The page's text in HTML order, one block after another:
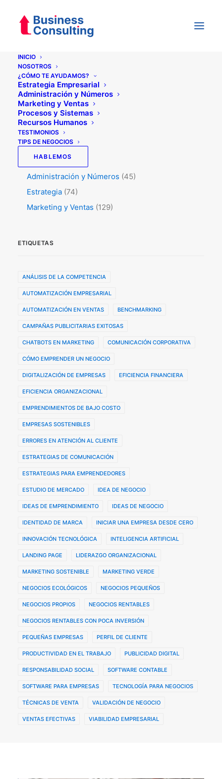
INICIO
NOSOTROS
¿CÓMO TE AYUDAMOS?
Estrategia Empresarial
Administración y Números
Marketing y Ventas
Procesos y Sistemas
Recursos Humanos
TESTIMONIOS
TIPS DE NEGOCIOS
HABLEMOS
Categorías
Testimonios(5)
Tips de Negocios
Procesos y Sistemas
RRHH(50)
Administración y Números (45)
Estrategia (74)
Marketing y Ventas (129)
ETIQUETAS
ANÁLISIS DE LA COMPETENCIA
AUTOMATIZACIÓN EMPRESARIAL
AUTOMATIZACIÓN EN VENTAS BENCHMARKING
CAMPAÑAS PUBLICITARIAS EXITOSAS
CHATBOTS EN MARKETING COMUNICACIÓN CORPORATIVA
CÓMO EMPRENDER UN NEGOCIO
DIGITALIZACIÓN DE EMPRESAS EFICIENCIA FINANCIERA
EFICIENCIA ORGANIZACIONAL
EMPRENDIMIENTOS DE BAJO COSTO
EMPRESAS SOSTENIBLES
ERRORES EN ATENCIÓN AL CLIENTE
ESTRATEGIAS DE COMUNICACIÓN
ESTRATEGIAS PARA EMPRENDEDORES
ESTUDIO DE MERCADO IDEA DE NEGOCIO
IDEAS DE EMPRENDIMIENTO IDEAS DE NEGOCIO
IDENTIDAD DE MARCA INICIAR UNA EMPRESA DESDE CERO
INNOVACIÓN TECNOLÓGICA INTELIGENCIA ARTIFICIAL
LANDING PAGE LIDERAZGO ORGANIZACIONAL
MARKETING SOSTENIBLE MARKETING VERDE
NEGOCIOS ECOLÓGICOS NEGOCIOS PEQUEÑOS
NEGOCIOS PROPIOS NEGOCIOS RENTABLES
NEGOCIOS RENTABLES CON POCA INVERSIÓN
PEQUEÑAS EMPRESAS PERFIL DE CLIENTE
PRODUCTIVIDAD EN EL TRABAJO PUBLICIDAD DIGITAL
RESPONSABILIDAD SOCIAL SOFTWARE CONTABLE
SOFTWARE PARA EMPRESAS TECNOLOGÍA PARA NEGOCIOS
TÉCNICAS DE VENTA VALIDACIÓN DE NEGOCIO
VENTAS EFECTIVAS VIABILIDAD EMPRESARIAL